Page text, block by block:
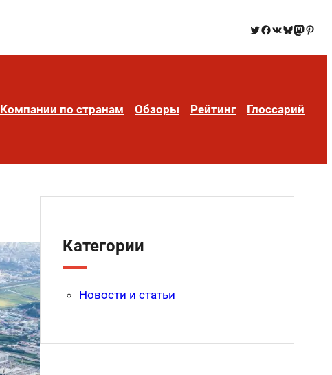
Компании по странам Обзоры Рейтинг Глоссарий
Категории
Новости и статьи